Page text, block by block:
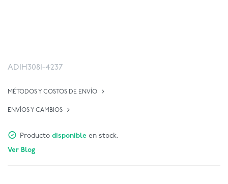
ADIH3081-4237
MÉTODOS Y COSTOS DE ENVÍO
ENVÍOS Y CAMBIOS
Producto disponible en stock.
Ver Blog